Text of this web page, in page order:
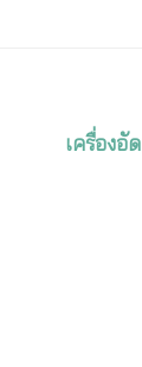
เครื่องอั